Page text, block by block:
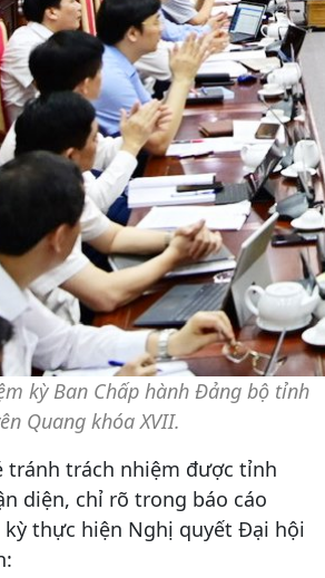
kỳ Ban Chấp hành Đảng bộ tỉnh
Quang khóa XVII.
tránh trách nhiệm được tỉnh
diện, chỉ rõ trong báo cáo
thực hiện Nghị quyết Đại hội